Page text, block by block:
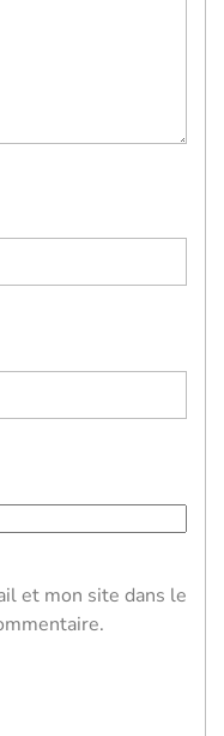
et mon site dans le